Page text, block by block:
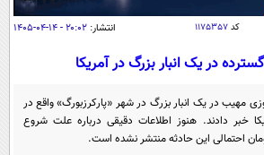
اقتصاد
اقتصادی
جامعه
حوادث
بین الملل
سیاست خارجی
فرهنگ و هنر
کد۱۱۷۵۳۵۷ انتشار: ۲۰:۰۲ - ۱۴-۰۴-۱۴۰۵
در یک انبار بزرگ در آمریکا
مهیب در یک انبار بزرگ در شهر «پارکرزبورگ» واقع در
خبر دادند. هنوز اطلاعات دقیقی درباره علت شروع
احتمالی این حادثه منتشر نشده است.